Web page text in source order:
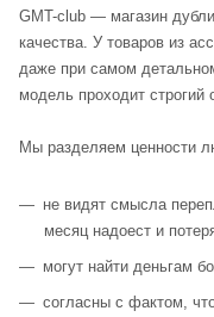
GMT-club — магазин
качества. У товаров из
даже при самом
модель проходит
Мы разделяем ценности
не видят смысла
месяц надоест и
могут найти деньгам
согласны с фактом,